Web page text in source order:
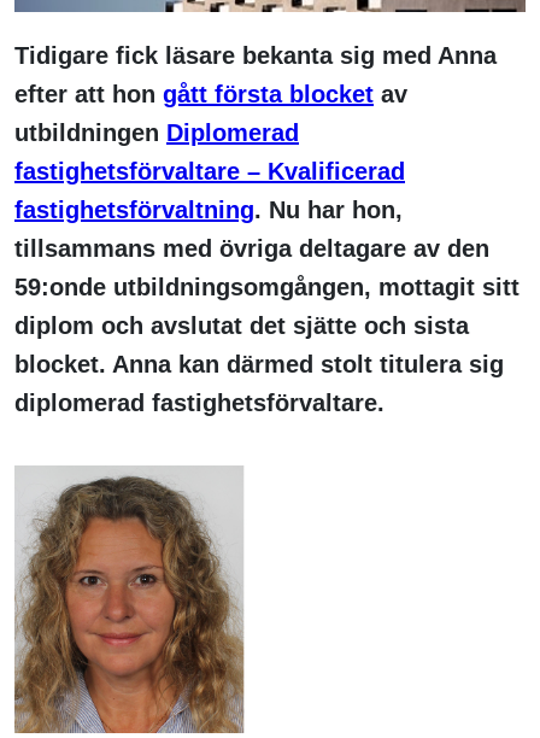
Tidigare fick läsare bekanta sig med Anna
efter att hon gått första blocket av
utbildningen Diplomerad
fastighetsförvaltare – Kvalificerad
fastighetsförvaltning. Nu har hon,
tillsammans med övriga deltagare av den
59:onde utbildningsomgången, mottagit sitt
diplom och avslutat det sjätte och sista
blocket. Anna kan därmed stolt titulera sig
diplomerad fastighetsförvaltare.